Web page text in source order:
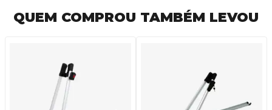
QUEM COMPROU TAMBÉM LEVOU